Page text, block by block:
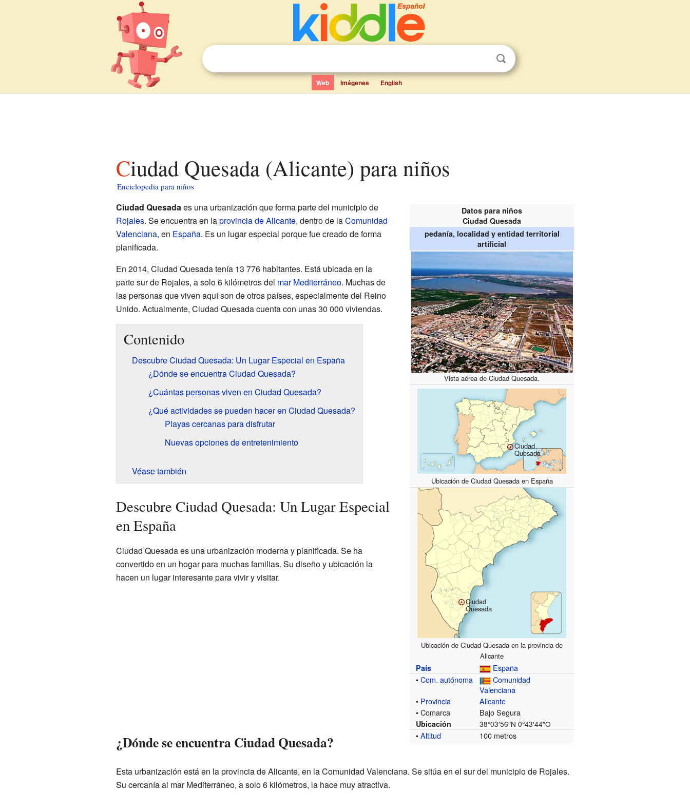
Web Imágenes English
Ciudad Quesada (Alicante) para niños
Enciclopedia para niños
Datos para niños
Ciudad Quesada
pedanía, localidad y entidad territorial
artificial
Vista aérea de Ciudad Quesada.
Ciudad
Quesada
Ubicación de Ciudad Quesada en España
Ciudad
Quesada
Ubicación de Ciudad Quesada en la provincia de
Alicante
País
España
•Com. autónoma
Comunidad
Valenciana
• Provincia
Alicante
• Comarca
Bajo Segura
Ubicación 38°03′56″N 0°43′44″O
•Altitud 100 metros
Ciudad Quesadaes una urbanización que forma parte del municipio de
Rojales. Se encuentra en laprovincia de Alicante, dentro de laComunidad
Valenciana, en España. Es un lugar especial porque fue creado de forma
planificada.
En 2014, Ciudad Quesada tenía 13 776 habitantes. Está ubicada en la
parte sur de Rojales, a solo 6 kilómetros del mar Mediterráneo. Muchas de
las personas que viven aquí son de otros países, especialmente del Reino
Unido. Actualmente, Ciudad Quesada cuenta con unas 30 000 viviendas.
Contenido
Descubre Ciudad Quesada: Un Lugar Especial en España
¿Dónde se encuentra Ciudad Quesada?
¿Cuántas personas viven en Ciudad Quesada?
¿Qué actividades se pueden hacer en Ciudad Quesada?
Playas cercanas para disfrutar
Nuevas opciones de entretenimiento
Véase también
Descubre Ciudad Quesada: Un Lugar Especial
en España
Ciudad Quesada es una urbanización moderna y planificada. Se ha
convertido en un hogar para muchas familias. Su diseño y ubicación la
hacen un lugar interesante para vivir y visitar.
¿Dónde se encuentra Ciudad Quesada?
Esta urbanización está en la provincia de Alicante, en la Comunidad Valenciana. Se sitúa en el sur del municipio de Rojales.
Su cercanía al mar Mediterráneo, a solo 6 kilómetros, la hace muy atractiva.